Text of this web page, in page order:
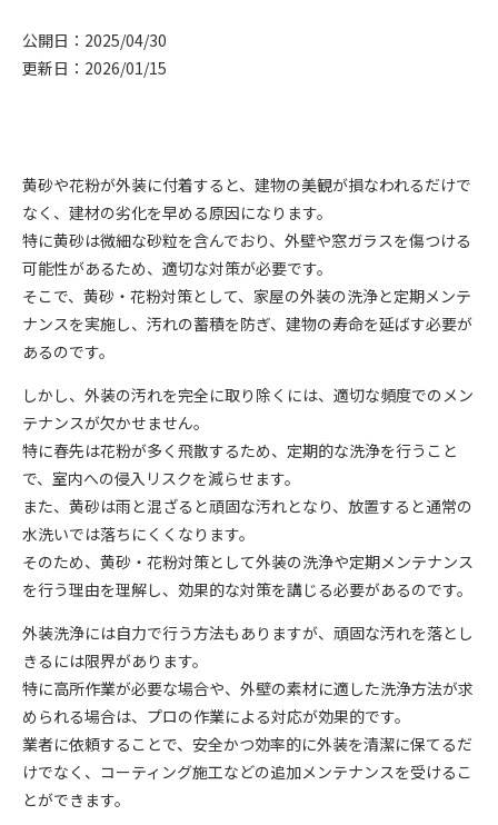
公開日：2025/04/30
更新日：2026/01/15
黄砂や花粉が外装に付着すると、建物の美観が損なわれるだけで
なく、建材の劣化を早める原因になります。
特に黄砂は微細な砂粒を含んでおり、外壁や窓ガラスを傷つける
可能性があるため、適切な対策が必要です。
そこで、黄砂・花粉対策として、家屋の外装の洗浄と定期メンテ
ナンスを実施し、汚れの蓄積を防ぎ、建物の寿命を延ばす必要が
あるのです。
しかし、外装の汚れを完全に取り除くには、適切な頻度でのメン
テナンスが欠かせません。
特に春先は花粉が多く飛散するため、定期的な洗浄を行うこと
で、室内への侵入リスクを減らせます。
また、黄砂は雨と混ざると頑固な汚れとなり、放置すると通常の
水洗いでは落ちにくくなります。
そのため、黄砂・花粉対策として外装の洗浄や定期メンテナンス
を行う理由を理解し、効果的な対策を講じる必要があるのです。
外装洗浄には自力で行う方法もありますが、頑固な汚れを落とし
きるには限界があります。
特に高所作業が必要な場合や、外壁の素材に適した洗浄方法が求
められる場合は、プロの作業による対応が効果的です。
業者に依頼することで、安全かつ効率的に外装を清潔に保てるだ
けでなく、コーティング施工などの追加メンテナンスを受けるこ
とができます。